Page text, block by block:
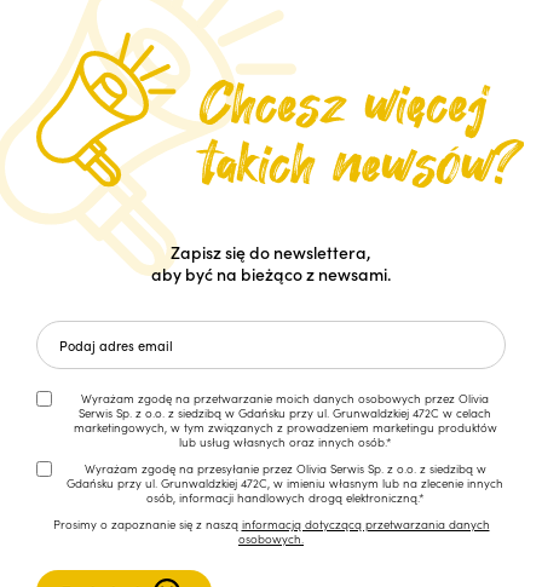
Zapisz się do newslettera,
aby być na bieżąco z newsami.
Wyrażam zgodę na przetwarzanie moich danych osobowych przez Olivia
Serwis Sp. z o.o. z siedzibą w Gdańsku przy ul. Grunwaldzkiej 472C w celach
marketingowych, w tym związanych z prowadzeniem marketingu produktów
lub usług własnych oraz innych osób.*
Wyrażam zgodę na przesyłanie przez Olivia Serwis Sp. z o.o. z siedzibą w
Gdańsku przy ul. Grunwaldzkiej 472C, w imieniu własnym lub na zlecenie innych
osób, informacji handlowych drogą elektroniczną.*
Prosimy o zapoznanie się z naszą informacją dotyczącą przetwarzania danych
osobowych.